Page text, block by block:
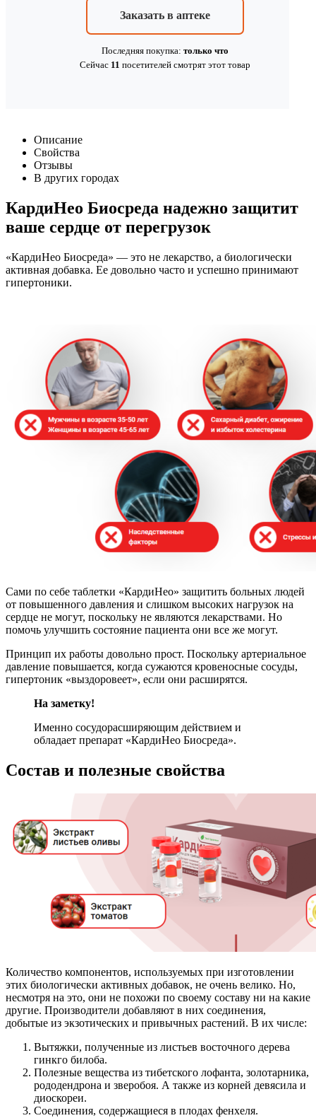
Заказать в аптеке
Последняя покупка: только что
Сейчас 11 посетителей смотрят этот товар
Описание
Свойства
Отзывы
В других городах
КардиНео Биосреда надежно защитит
ваше сердце от перегрузок
«КардиНео Биосреда» — это не лекарство, а биологически
активная добавка. Ее довольно часто и успешно принимают
гипертоники.
Сами по себе таблетки «КардиНео» защитить больных людей
от повышенного давления и слишком высоких нагрузок на
сердце не могут, поскольку не являются лекарствами. Но
помочь улучшить состояние пациента они все же могут.
Принцип их работы довольно прост. Поскольку артериальное
давление повышается, когда сужаются кровеносные сосуды,
гипертоник «выздоровеет», если они расширятся.
На заметку!
Именно сосудорасширяющим действием и
обладает препарат «КардиНео Биосреда».
Состав и полезные свойства
Количество компонентов, используемых при изготовлении
этих биологически активных добавок, не очень велико. Но,
несмотря на это, они не похожи по своему составу ни на какие
другие. Производители добавляют в них соединения,
добытые из экзотических и привычных растений. В их числе:
Вытяжки, полученные из листьев восточного дерева
гинкго билоба.
Полезные вещества из тибетского лофанта, золотарника,
рододендрона и зверобоя. А также из корней девясила и
диоскореи.
Соединения, содержащиеся в плодах фенхеля.